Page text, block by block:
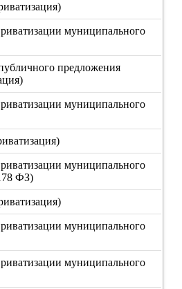
муниципального
предложения
муниципального
муниципального
ФЗ)
муниципального
муниципального